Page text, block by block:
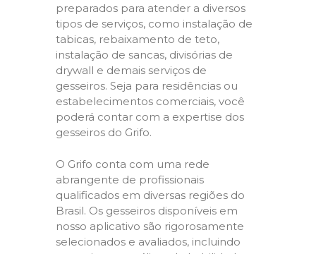
preparados para atender a diversos
tipos de serviços, como instalação de
tabicas, rebaixamento de teto,
instalação de sancas, divisórias de
drywall e demais serviços de
gesseiros. Seja para residências ou
estabelecimentos comerciais, você
poderá contar com a expertise dos
gesseiros do Grifo.
O Grifo conta com uma rede
abrangente de profissionais
qualificados em diversas regiões do
Brasil. Os gesseiros disponíveis em
nosso aplicativo são rigorosamente
selecionados e avaliados, incluindo